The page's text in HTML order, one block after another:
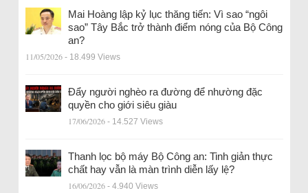
Mai Hoàng lập kỷ lục thăng tiến: Vì sao “ngôi
sao” Tây Bắc trở thành điểm nóng của Bộ Công
an?
11/05/2026 - 18.499 Views
Đẩy người nghèo ra đường để nhường đặc
quyền cho giới siêu giàu
17/06/2026 - 14.527 Views
Thanh lọc bộ máy Bộ Công an: Tinh giản thực
chất hay vẫn là màn trình diễn lấy lệ?
16/06/2026 - 4.940 Views